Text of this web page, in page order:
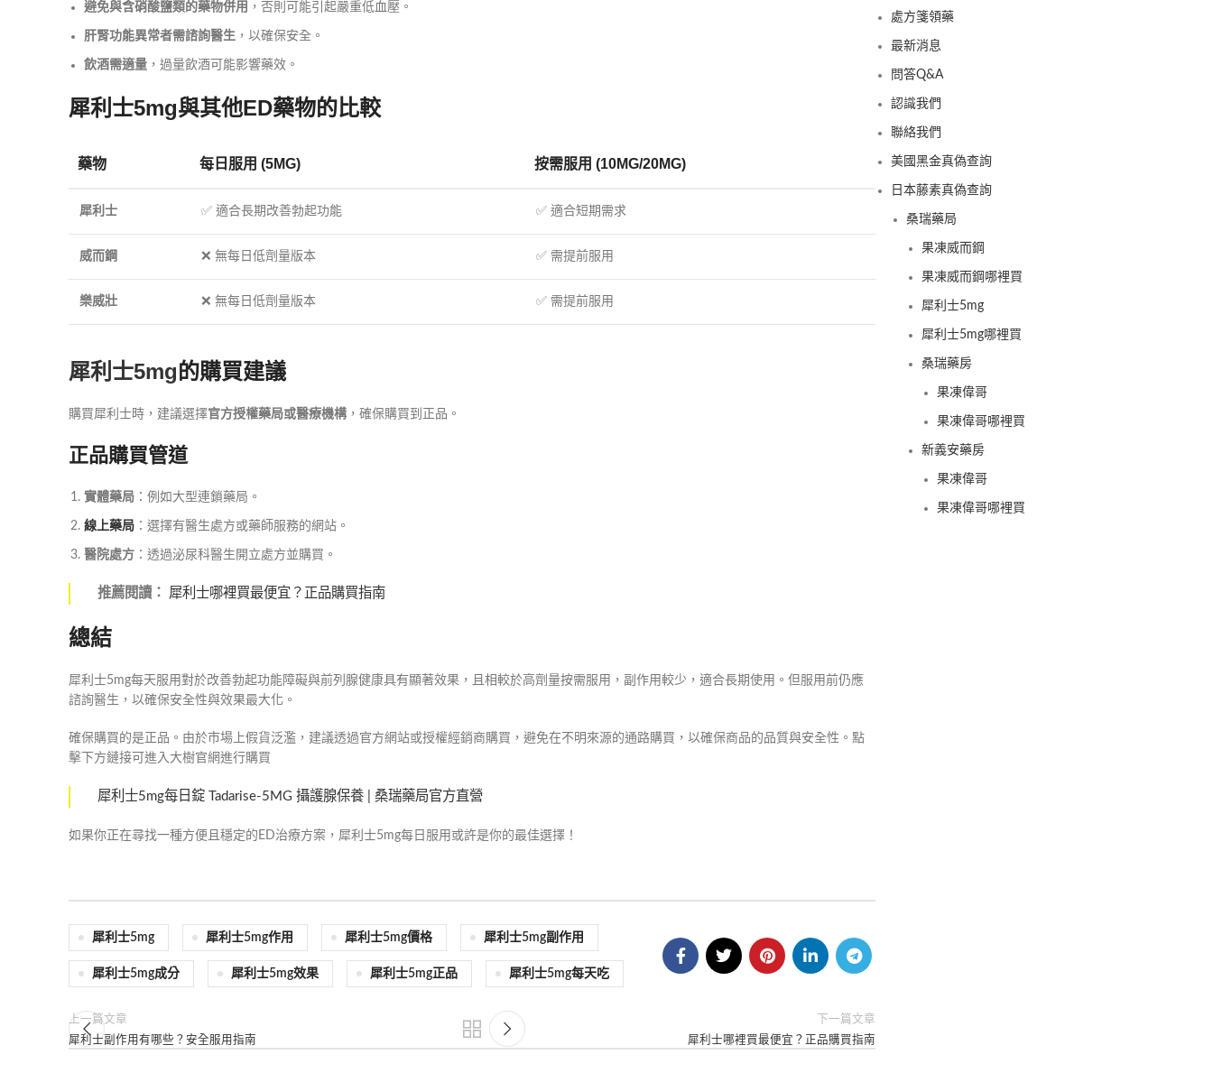
避免與含硝酸鹽類的藥物併用 ，否則可能引起嚴重低血壓。
肝腎功能異常者需諮詢醫生 ，以確保安全。
飲酒需適量 ，過量飲酒可能影響藥效。
犀利士5mg與其他ED藥物的比較
藥物 每日服用 (5MG) 按需服用 (10MG/20MG)
犀利士 ✅ 適合長期改善勃起功能 ✅ 適合短期需求
威而鋼 ❌ 無每日低劑量版本 ✅ 需提前服用
樂威壯 ❌ 無每日低劑量版本 ✅ 需提前服用
犀利士5mg的購買建議
購買犀利士時，建議選擇官方授權藥局或醫療機構 ，確保購買到正品。
正品購買管道
實體藥局 ：例如大型連鎖藥局。
線上藥局 ：選擇有醫生處方或藥師服務的網站。
醫院處方 ：透過泌尿科醫生開立處方並購買。
推薦閱讀： 犀利士哪裡買最便宜？正品購買指南
總結
犀利士5mg每天服用對於改善勃起功能障礙與前列腺健康具有顯著效果，且相較於高劑量按需服用，副作用較少，適合長期使用。但服用前仍應
諮詢醫生，以確保安全性與效果最大化。
確保購買的是正品。由於市場上假貨泛濫，建議透過官方網站或授權經銷商購買，避免在不明來源的通路購買，以確保商品的品質與安全性。點
擊下方鏈接可進入大樹官網進行購買
犀利士5mg每日錠 Tadarise-5MG 攝護腺保養 | 桑瑞藥局官方直營
如果你正在尋找一種方便且穩定的ED治療方案，犀利士5mg每日服用或許是你的最佳選擇！
犀利士5mg 犀利士5mg作用 犀利士5mg價格 犀利士5mg副作用
犀利士5mg成分 犀利士5mg效果 犀利士5mg正品 犀利士5mg每天吃
上一篇文章
犀利士副作用有哪些？安全服用指南
下一篇文章
犀利士哪裡買最便宜？正品購買指南
處方箋領藥
最新消息
問答Q&A
認識我們
聯絡我們
美國黑金真偽查詢
日本藤素真偽查詢
桑瑞藥局
果凍威而鋼
果凍威而鋼哪裡買
犀利士5mg
犀利士5mg哪裡買
桑瑞藥房
果凍偉哥
果凍偉哥哪裡買
新義安藥房
果凍偉哥
果凍偉哥哪裡買